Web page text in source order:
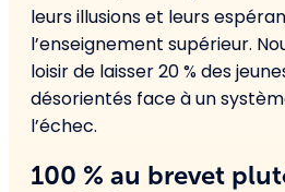
leurs illusions et leurs
l’enseignement supérieur.
loisir de laisser 20 % des
désorientés face à un
l’échec.
100 % au brevet